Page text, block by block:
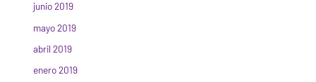
junio 2019
mayo 2019
abril 2019
enero 2019